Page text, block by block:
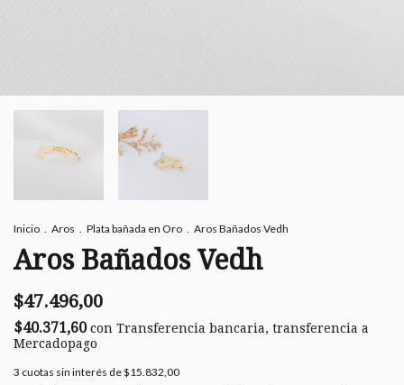
Inicio . Aros . Plata bañada en Oro . Aros Bañados Vedh
Aros Bañados Vedh
$47.496,00
$40.371,60con Transferencia bancaria, transferencia a
Mercadopago
3 cuotas sin interés de$15.832,00